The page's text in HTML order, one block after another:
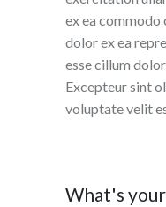
ex ea commodo
dolor ex ea
esse cillum
Excepteur sint
voluptate velit
What's